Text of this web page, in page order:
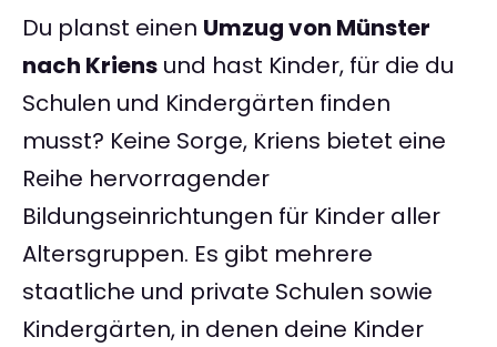
Du planst einen Umzug von Münster
nach Kriens und hast Kinder, für die du
Schulen und Kindergärten finden
musst? Keine Sorge, Kriens bietet eine
Reihe hervorragender
Bildungseinrichtungen für Kinder aller
Altersgruppen. Es gibt mehrere
staatliche und private Schulen sowie
Kindergärten, in denen deine Kinder